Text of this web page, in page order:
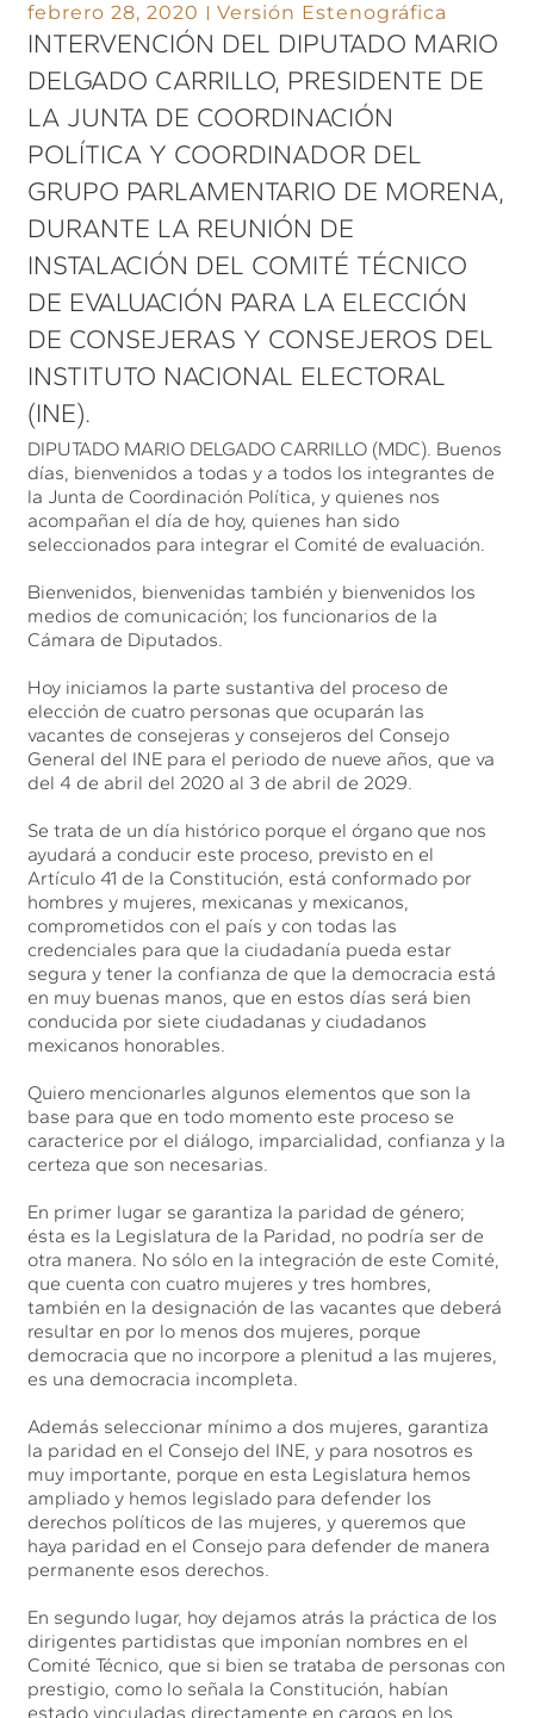
febrero 28, 2020 Versión Estenográfica
INTERVENCIÓN DEL DIPUTADO MARIO
DELGADO CARRILLO, PRESIDENTE DE
LA JUNTA DE COORDINACIÓN
POLÍTICA Y COORDINADOR DEL
GRUPO PARLAMENTARIO DE MORENA,
DURANTE LA REUNIÓN DE
INSTALACIÓN DEL COMITÉ TÉCNICO
DE EVALUACIÓN PARA LA ELECCIÓN
DE CONSEJERAS Y CONSEJEROS DEL
INSTITUTO NACIONAL ELECTORAL
(INE).
DIPUTADO MARIO DELGADO CARRILLO (MDC). Buenos
días, bienvenidos a todas y a todos los integrantes de
la Junta de Coordinación Política, y quienes nos
acompañan el día de hoy, quienes han sido
seleccionados para integrar el Comité de evaluación.
Bienvenidos, bienvenidas también y bienvenidos los
medios de comunicación; los funcionarios de la
Cámara de Diputados.
Hoy iniciamos la parte sustantiva del proceso de
elección de cuatro personas que ocuparán las
vacantes de consejeras y consejeros del Consejo
General del INE para el periodo de nueve años, que va
del 4 de abril del 2020 al 3 de abril de 2029.
Se trata de un día histórico porque el órgano que nos
ayudará a conducir este proceso, previsto en el
Artículo 41 de la Constitución, está conformado por
hombres y mujeres, mexicanas y mexicanos,
comprometidos con el país y con todas las
credenciales para que la ciudadanía pueda estar
segura y tener la confianza de que la democracia está
en muy buenas manos, que en estos días será bien
conducida por siete ciudadanas y ciudadanos
mexicanos honorables.
Quiero mencionarles algunos elementos que son la
base para que en todo momento este proceso se
caracterice por el diálogo, imparcialidad, confianza y la
certeza que son necesarias.
En primer lugar se garantiza la paridad de género;
ésta es la Legislatura de la Paridad, no podría ser de
otra manera. No sólo en la integración de este Comité,
que cuenta con cuatro mujeres y tres hombres,
también en la designación de las vacantes que deberá
resultar en por lo menos dos mujeres, porque
democracia que no incorpore a plenitud a las mujeres,
es una democracia incompleta.
Además seleccionar mínimo a dos mujeres, garantiza
la paridad en el Consejo del INE, y para nosotros es
muy importante, porque en esta Legislatura hemos
ampliado y hemos legislado para defender los
derechos políticos de las mujeres, y queremos que
haya paridad en el Consejo para defender de manera
permanente esos derechos.
En segundo lugar, hoy dejamos atrás la práctica de los
dirigentes partidistas que imponían nombres en el
Comité Técnico, que si bien se trataba de personas con
prestigio, como lo señala la Constitución, habían
estado vinculadas directamente en cargos en los